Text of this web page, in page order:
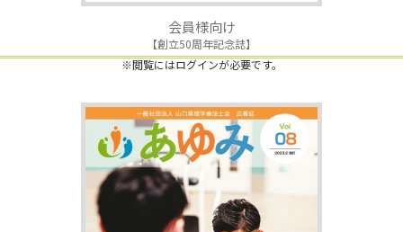
会員様向け
【創立50周年記念誌】
※閲覧にはログインが必要です。